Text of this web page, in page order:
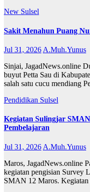
New Sulsel
Sakit Menahun Puang
Jul 31, 2026 A.Muh.Yunus
Sinjai, JagadNews.online
buyut Petta Sau di
salah satu cucu mendiang
Pendidikan Sulsel
Kegiatan Sulingjar
Pembelajaran
Jul 31, 2026 A.Muh.Yunus
Maros, JagadNews.online
kegiatan pengisian Survey
SMAN 12 Maros. Kegiatan